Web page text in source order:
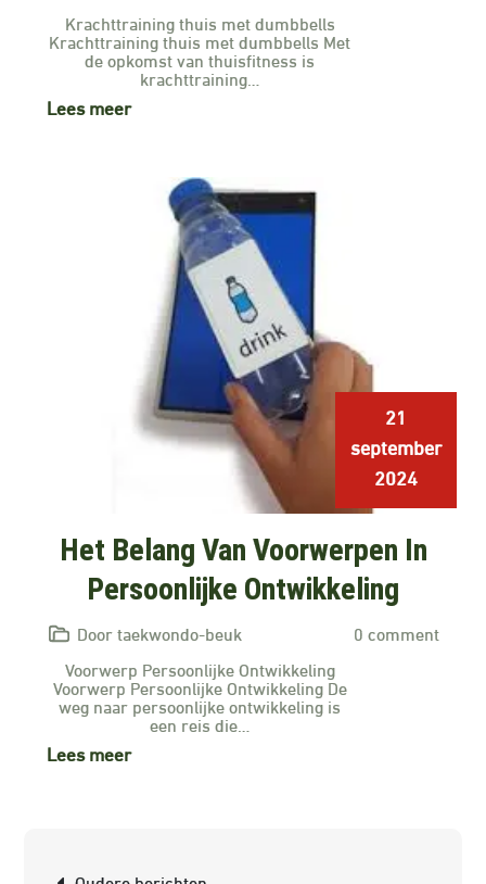
Krachttraining thuis met dumbbells
Krachttraining thuis met dumbbells Met
de opkomst van thuisfitness is
krachttraining…
Lees meer
21
september
2024
Het Belang Van Voorwerpen In
Persoonlijke Ontwikkeling
Door taekwondo-beuk
0 comment
Voorwerp Persoonlijke Ontwikkeling
Voorwerp Persoonlijke Ontwikkeling De
weg naar persoonlijke ontwikkeling is
een reis die…
Lees meer